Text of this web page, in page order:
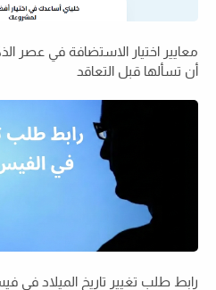
أن تسألها قبل التعاقد